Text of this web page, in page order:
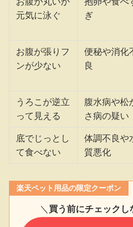
元気に泳ぐ
ぎ
お腹が張りフ
ンが少ない
便秘や消化
良
うろこが逆立
って見える
腹水病や松
さ病の疑い
底でじっとし
て食べない
体調不良や
質悪化
楽天ペット用品の限定クーポン
＼ 買う前にチェックし